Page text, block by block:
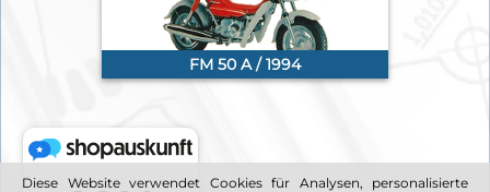
FM 50 A / 1994
Diese Website verwendet Cookies für Analysen, personalisierte